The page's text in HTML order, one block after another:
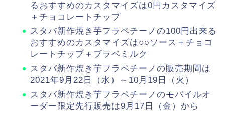
るおすすめのカスタマイズは0円カスタマイズ
＋チョコレートチップ
スタバ新作焼き芋フラペチーノの100円出来る
おすすめのカスタマイズは○○ソース＋チョコ
レートチップ＋ブラベミルク
スタバ新作焼き芋フラペチーノの販売期間は
2021年9月22日（水）～10月19日（火）
スタバ新作焼き芋フラペチーノのモバイルオ
ーダー限定先行販売は9月17日（金）から